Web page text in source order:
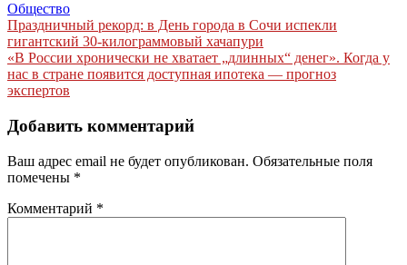
Общество
Навигация
по
записям
Праздничный рекорд: в День города в Сочи испекли
гигантский 30-килограммовый хачапури
«В России хронически не хватает „длинных“ денег». Когда у
нас в стране появится доступная ипотека — прогноз
экспертов
Добавить комментарий
Ваш адрес email не будет опубликован. Обязательные поля
помечены *
Комментарий *